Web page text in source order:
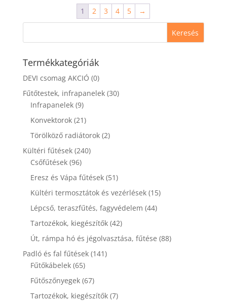
1 2 3 4 5 →
Termékkategóriák
DEVI csomag AKCIÓ (0)
Fűtőtestek, infrapanelek (30)
Infrapanelek (9)
Konvektorok (21)
Törölköző radiátorok (2)
Kültéri fűtések (240)
Csőfűtések (96)
Eresz és Vápa fűtések (51)
Kültéri termosztátok és vezérlések (15)
Lépcső, teraszfűtés, fagyvédelem (44)
Tartozékok, kiegészítők (42)
Út, rámpa hó és jégolvasztása, fűtése (88)
Padló és fal fűtések (141)
Fűtőkábelek (65)
Fűtőszőnyegek (67)
Tartozékok, kiegészítők (7)